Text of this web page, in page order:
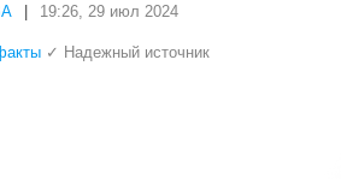
19:26, 29 июл 2024
✓ Надежный источник